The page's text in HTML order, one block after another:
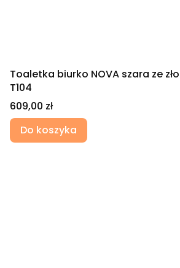
Toaletka biurko NOVA szara ze
T104
Cena
609,00 zł
Do koszyka